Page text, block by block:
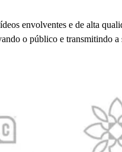
envolventes e de alta
o público e transmitindo a